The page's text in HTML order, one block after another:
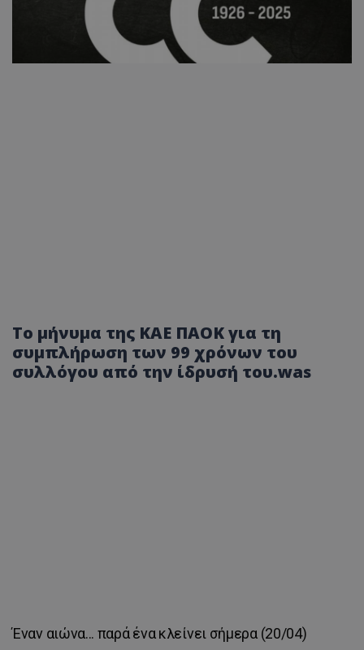
Το μήνυμα της ΚΑΕ ΠΑΟΚ για τη
συμπλήρωση των 99 χρόνων του
συλλόγου από την ίδρυσή του.was
Έναν αιώνα... παρά ένα κλείνει σήμερα (20/04)